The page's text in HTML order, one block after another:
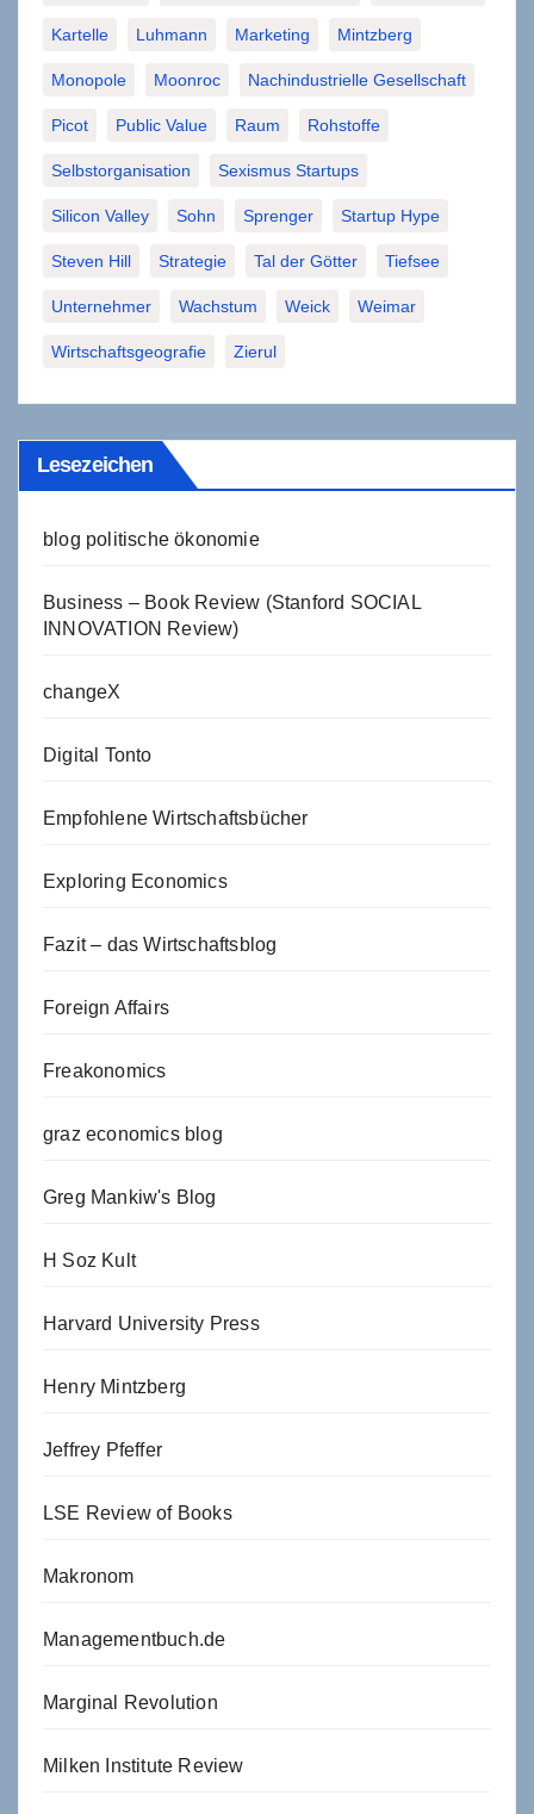
Kartelle Luhmann Marketing Mintzberg
Monopole Moonroc Nachindustrielle Gesellschaft
Picot Public Value Raum Rohstoffe
Selbstorganisation Sexismus Startups
Silicon Valley Sohn Sprenger Startup Hype
Steven Hill Strategie Tal der Götter Tiefsee
Unternehmer Wachstum Weick Weimar
Wirtschaftsgeografie Zierul
Lesezeichen
blog politische ökonomie
Business – Book Review (Stanford SOCIAL
INNOVATION Review)
changeX
Digital Tonto
Empfohlene Wirtschaftsbücher
Exploring Economics
Fazit – das Wirtschaftsblog
Foreign Affairs
Freakonomics
graz economics blog
Greg Mankiw's Blog
H Soz Kult
Harvard University Press
Henry Mintzberg
Jeffrey Pfeffer
LSE Review of Books
Makronom
Managementbuch.de
Marginal Revolution
Milken Institute Review